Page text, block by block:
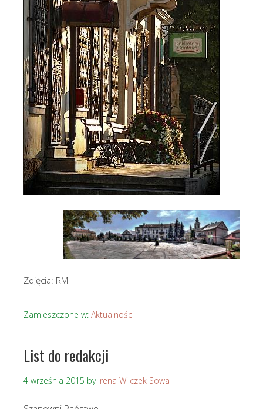
Zdjęcia: RM
Zamieszczone w: Aktualności
List do redakcji
4 września 2015 by Irena Wilczek Sowa